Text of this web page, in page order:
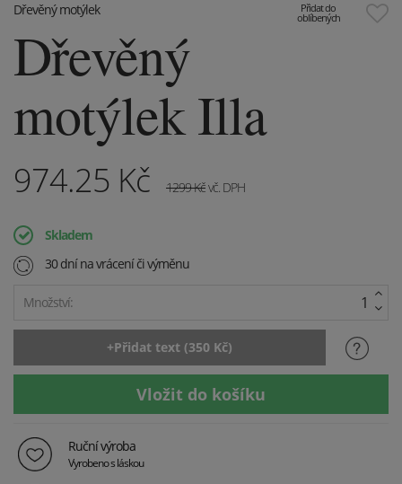
Přidat do
oblíbených
Dřevěný motýlek
Dřevěný
motýlek Illa
974.25 Kč 1299Kčvč. DPH
Skladem
30 dní na vrácení či výměnu
Množství:
Ruční výroba
Vyrobeno s láskou